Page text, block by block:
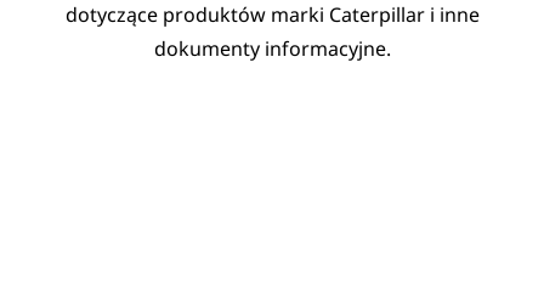
dotyczące produktów marki Caterpillar i inne
dokumenty informacyjne.